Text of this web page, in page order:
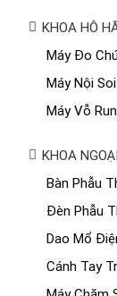
KHOA HÔ
Máy Đo
Máy Nội
Máy Vỗ
KHOA NGOẠI
Bàn Phẫu
Đèn Phẫu
Dao Mổ
Cánh Tay